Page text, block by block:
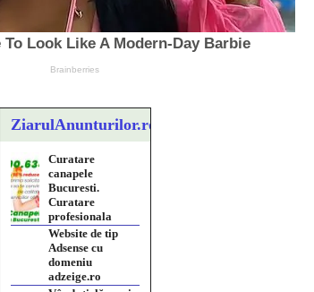
ZiarulAnunturilor.ro
canapele
Bucuresti.
Curatare
profesionala
Website de tip
Adsense cu
domeniu
adzeige.ro
Vând sticlă cu vin
din 1958
Murfatlar
Chardonnay